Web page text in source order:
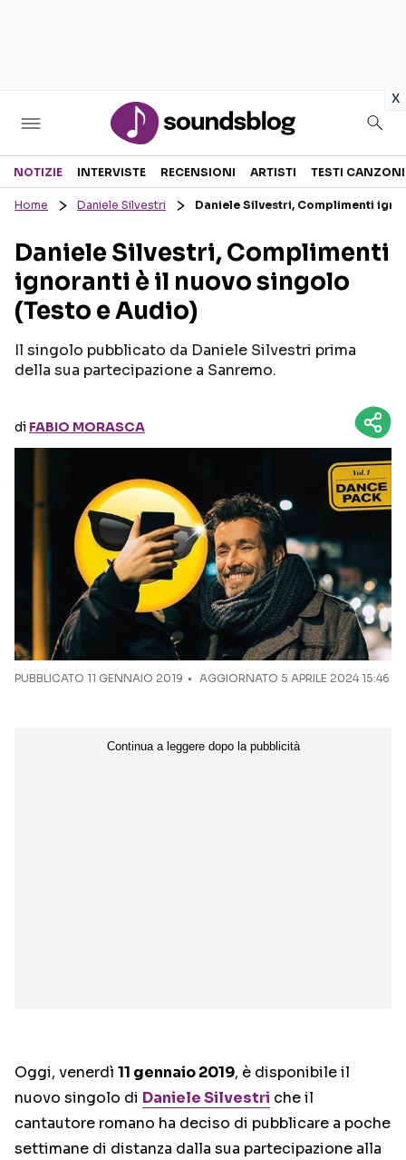
x
Sezioni
RECENSIONI MUSICALI
INTERVISTE
GOSSIP E CURIOSITÀ
TESTI CANZONI
TOUR ED EVENTI
Seguici sui social
NOTIZIE INTERVISTE RECENSIONI ARTISTI TESTI CANZONI
Home Daniele Silvestri Daniele Silvestri, Complimenti
Daniele Silvestri, Complimenti
ignoranti è il nuovo singolo
(Testo e Audio)
Il singolo pubblicato da Daniele Silvestri prima
della sua partecipazione a Sanremo.
di FABIO MORASCA
PUBBLICATO 11 GENNAIO 2019 AGGIORNATO 5 APRILE 2024 15:46
Oggi, venerdì 11 gennaio 2019, è disponibile il
nuovo singolo di Daniele Silvestri che il
cantautore romano ha deciso di pubblicare a poche
settimane di distanza dalla sua partecipazione alla